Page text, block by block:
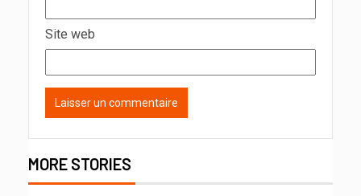
Site web
MORE STORIES